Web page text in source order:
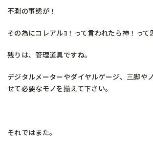
不測の事態が！
その為にコレアルﾖ！って言われたら神！って
残りは、管理道具ですね。
デジタルメーターやダイヤルゲージ、三脚や
せて必要なモノを揃えて下さい。
それではまた。